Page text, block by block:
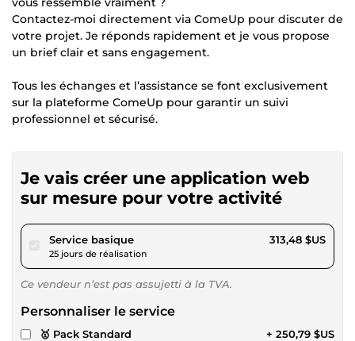
Contactez-moi directement via ComeUp pour discuter de
votre projet. Je réponds rapidement et je vous propose
un brief clair et sans engagement.
Tous les échanges et l’assistance se font exclusivement
sur la plateforme ComeUp pour garantir un suivi
professionnel et sécurisé.
Je vais créer une application web
sur mesure pour votre activité
Service basiquepour 288,93 $US
25 jours de réalisation
313,48 $US
Ce vendeur n’est pas assujetti à la TVA.
Personnaliser le service
🥇 Pack Standard + 250,79 $US